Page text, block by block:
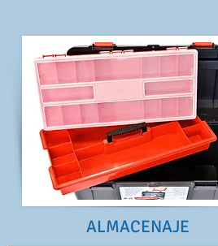
ALMACENAJE